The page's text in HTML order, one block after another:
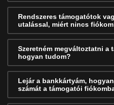
Rendszeres támogatótok
utalással, miért nincs
Szeretném megváltoztatni a
hogyan tudom?
Lejár a bankkártyám,
számát a támogatói